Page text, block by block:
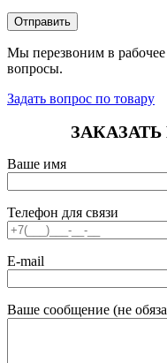
Мы перезвоним в
вопросы.
Задать вопрос по товару
Ваше имя
Телефон для связи
E-mail
Ваше сообщение (не